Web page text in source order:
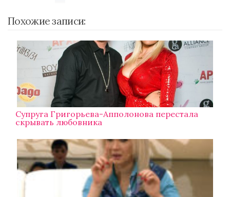
Похожие записи:
Супруга Григорьева-Апполонова перестала
скрывать любовника